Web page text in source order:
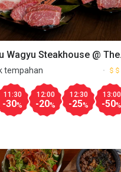
Wagyu Steakhouse @ The
TRX
tempahan
11:30
-30%
12:00
-20%
12:30
-25%
13:00
-50%